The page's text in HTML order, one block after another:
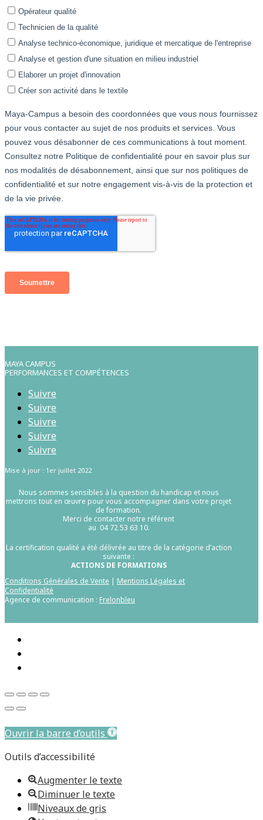
MAYA CAMPUS
PERFORMANCES ET COMPÉTENCES
Suivre
Suivre
Suivre
Suivre
Suivre
Mise à jour : 1er juillet 2022
Nous sommes sensibles à la question du handicap et nous
mettrons tout en œuvre pour vous accompagner dans votre projet
de formation.
Merci de contacter notre référent
au 04 72 53 63 10.
La certification qualité a été délivrée au titre de la catégorie d’action
suivante :
ACTIONS DE FORMATIONS
Conditions Générales de Vente | Mentions Légales et
Confidentialité
Agence de communication : Frelonbleu
Ouvrir la barre d’outils
Outils d’accessibilité
Augmenter le texte
Diminuer le texte
Niveaux de gris